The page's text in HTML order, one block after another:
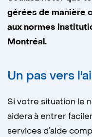
gérées de manière
aux normes
Montréal.
Un pas vers
Si votre situation le
aidera à entrer
services d’aide